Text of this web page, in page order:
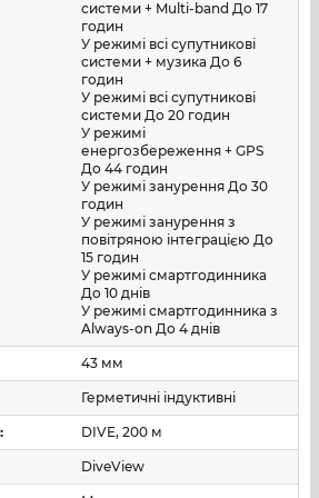
складних сценаріїв
точність, інформативність і
Descent Mk3i є технологія
сумісного передавача
окремо, годинник підтримує
та дозволяє відстежувати тиск у
обмін попередньо
між дайверами та
групи під водою. Для сучасного
перевага, оскільки вона
координацію та загальний
карти DiveView з
глибин і великою базою
У поєднанні з функцією
це робить годинник не
параметрів, а більш
для планування й оцінки
системи + Multi-band До 17
годин
У режимі всі супутникові
системи + музика До 6
годин
У режимі всі супутникові
системи До 20 годин
У режимі
енергозбереження + GPS
До 44 годин
У режимі занурення До 30
годин
У режимі занурення з
повітряною інтеграцією До
15 годин
У режимі смартгодинника
До 10 днів
У режимі смартгодинника з
Always-on До 4 днів
43 мм
Герметичні індуктивні
DIVE, 200 м
DiveView